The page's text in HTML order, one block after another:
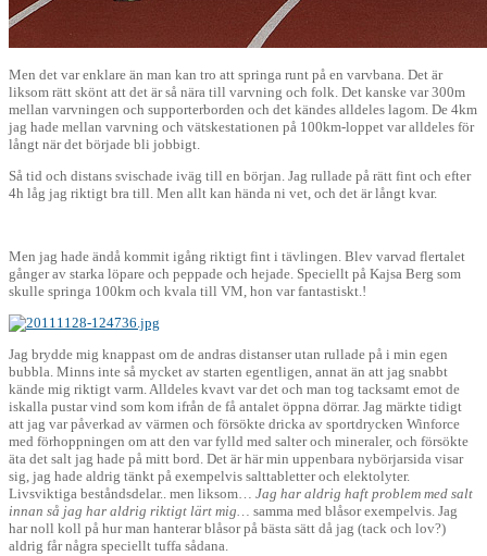
Men det var enklare än man kan tro att springa runt på en varvbana. Det är
liksom rätt skönt att det är så nära till varvning och folk. Det kanske var 300m
mellan varvningen och supporterborden och det kändes alldeles lagom. De 4km
jag hade mellan varvning och vätskestationen på 100km-loppet var alldeles för
långt när det började bli jobbigt.
Så tid och distans svischade iväg till en början. Jag rullade på rätt fint och efter
4h låg jag riktigt bra till. Men allt kan hända ni vet, och det är långt kvar.
Men jag hade ändå kommit igång riktigt fint i tävlingen. Blev varvad flertalet
gånger av starka löpare och peppade och hejade. Speciellt på Kajsa Berg som
skulle springa 100km och kvala till VM, hon var fantastiskt.!
Jag brydde mig knappast om de andras distanser utan rullade på i min egen
bubbla. Minns inte så mycket av starten egentligen, annat än att jag snabbt
kände mig riktigt varm. Alldeles kvavt var det och man tog tacksamt emot de
iskalla pustar vind som kom ifrån de få antalet öppna dörrar. Jag märkte tidigt
att jag var påverkad av värmen och försökte dricka av sportdrycken Winforce
med förhoppningen om att den var fylld med salter och mineraler, och försökte
äta det salt jag hade på mitt bord. Det är här min uppenbara nybörjarsida visar
sig, jag hade aldrig tänkt på exempelvis salttabletter och elektolyter.
Livsviktiga beståndsdelar.. men liksom… Jag har aldrig haft problem med salt
innan så jag har aldrig riktigt lärt mig… samma med blåsor exempelvis. Jag
har noll koll på hur man hanterar blåsor på bästa sätt då jag (tack och lov?)
aldrig får några speciellt tuffa sådana.